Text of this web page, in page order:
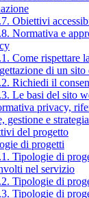
Obiettivi
Normativa e
Come rispettare
di un
Richiedi il
Le basi del sito
privacy,
gestione e strategia
del progetto
di progetti
Tipologie di
nel servizio
Tipologie di
Tipologie di